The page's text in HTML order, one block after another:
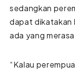
sedangkan
dapat dikatakan
ada yang
“Kalau